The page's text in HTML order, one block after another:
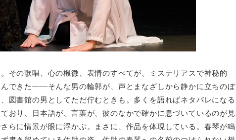
その歌唱、心の機微、表情のすべてが、ミステリアスで神秘的
できた——そんな男の輪郭が、声とまなざしから静かに立ちのぼ
図書館の男としてただ佇むときも。多くを語ればネタバレになる
おり、日本語が、言葉が、彼のなかで確かに息づいているのが見
らに情景が眼に浮かぶ。まさに、作品を体現している。春琴が鳴